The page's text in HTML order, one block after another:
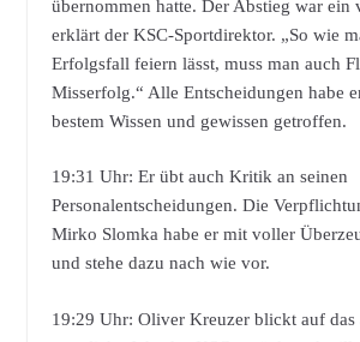
übernommen hatte. Der Abstieg war ein
erklärt der KSC-Sportdirektor. „So wie
Erfolgsfall feiern lässt, muss man auch
Misserfolg.“ Alle Entscheidungen habe
bestem Wissen und gewissen getroffen.
19:31 Uhr: Er übt auch Kritik an seinen
Personalentscheidungen. Die
Mirko Slomka habe er mit voller
und stehe dazu nach wie vor.
19:29 Uhr: Oliver Kreuzer blickt auf das